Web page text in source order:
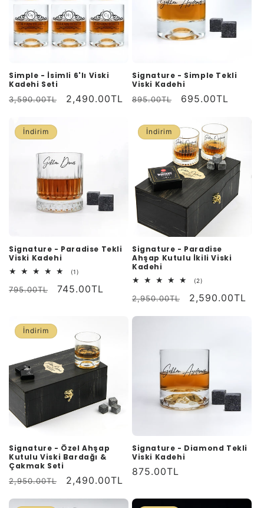
Simple - İsimli 6'lı Viski
Kadehi Seti
Normal
3,590.00TL
İndirimli
2,490.00TL
Signature - Simple Tekli
Viski Kadehi
Normal
895.00TL
İndirimli
695.00TL
İndirim
Signature - Paradise Tekli
Viski Kadehi
(1)
değerlendirme
Normal
795.00TL
İndirimli
745.00TL
İndirim
Signature - Paradise
Ahşap Kutulu İkili Viski
Kadehi
(2)
değerlendirme
Normal
2,950.00TL
İndirimli
2,590.00TL
İndirim
Signature - Özel Ahşap
Kutulu Viski Bardağı &
Çakmak Seti
Normal
2,950.00TL
İndirimli
2,490.00TL
Signature - Diamond Tekli
Viski Kadehi
Normal
875.00TL